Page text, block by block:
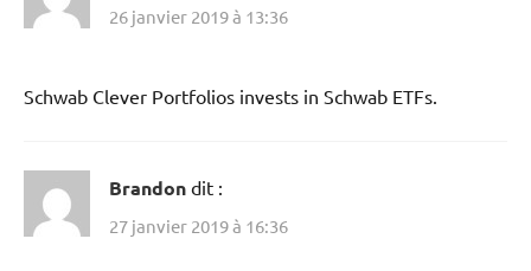
26 janvier 2019 à 13:36
Schwab Clever Portfolios invests in Schwab ETFs.
Brandon dit :
27 janvier 2019 à 16:36